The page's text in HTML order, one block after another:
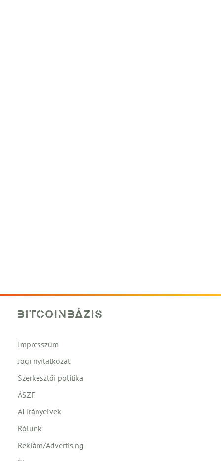
Impresszum
Jogi nyilatkozat
Szerkesztői politika
ÁSZF
AI irányelvek
Rólunk
Reklám/Advertising